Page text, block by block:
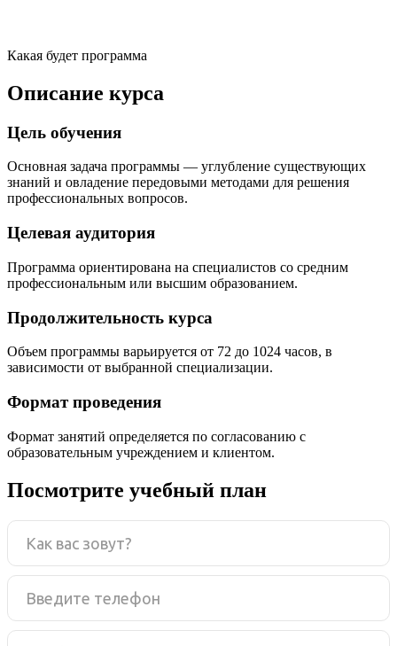
Какая будет программа
Описание курса
Цель обучения
Основная задача программы — углубление существующих
знаний и овладение передовыми методами для решения
профессиональных вопросов.
Целевая аудитория
Программа ориентирована на специалистов со средним
профессиональным или высшим образованием.
Продолжительность курса
Объем программы варьируется от 72 до 1024 часов, в
зависимости от выбранной специализации.
Формат проведения
Формат занятий определяется по согласованию с
образовательным учреждением и клиентом.
Посмотрите учебный план